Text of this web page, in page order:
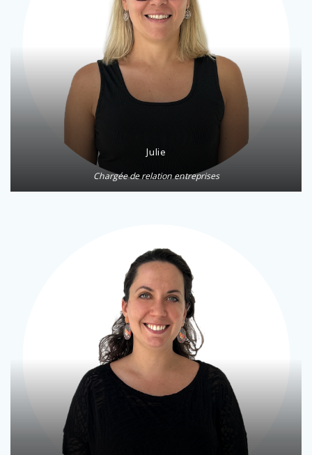
Julie
Chargée de relation entreprises